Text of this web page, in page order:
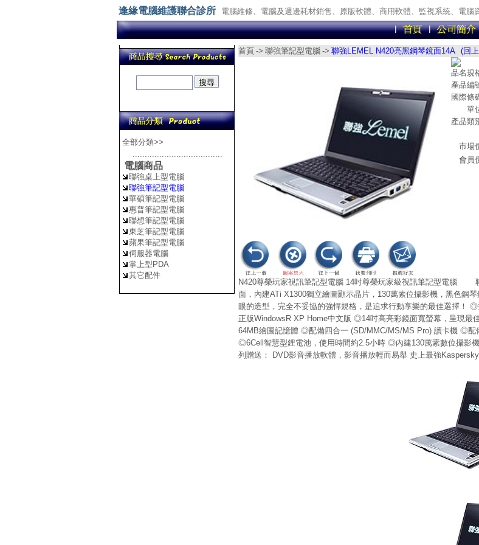
逢緣電腦維護聯合診所 電腦維修、電腦及週邊耗材銷售、原版軟體、商用軟體、監視系統、電
全部分類>>
.....................................
電腦商品
聯強桌上型電腦
聯強筆記型電腦
華碩筆記型電腦
惠普筆記型電腦
聯想筆記型電腦
東芝筆記型電腦
蘋果筆記型電腦
伺服器電腦
掌上型PDA
其它配件
首頁 -> 聯強筆記型電腦 -> 聯強LEMEL N420亮黑鋼琴鏡面14A (回
品名規
產品編
國際條
單
產品類
市場
會員
N420尊榮玩家視訊筆記型電腦 14吋尊榮玩家級視訊筆記型電腦
面，內建ATi X1300獨立繪圖顯示晶片，130萬素位攝影機，黑色鋼
眼的造型，完全不妥協的強悍規格，是追求行動享樂的最佳選擇！
正版WindowsR XP Home中文版 ◎14吋高亮彩鏡面寬螢幕，呈現最
64MB繪圖記憶體 ◎配備四合一 (SD/MMC/MS/MS Pro) 讀卡機 ◎配
◎6Cell智慧型鋰電池，使用時間約2.5小時 ◎內建130萬素數位攝影
列贈送： DVD影音播放軟體，影音播放輕而易舉 史上最強